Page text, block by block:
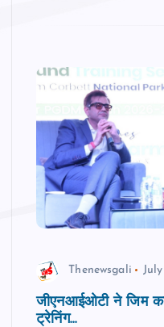
Thenewsgali
जीएनआईओटी ने जिम
ट्रेनिंग...